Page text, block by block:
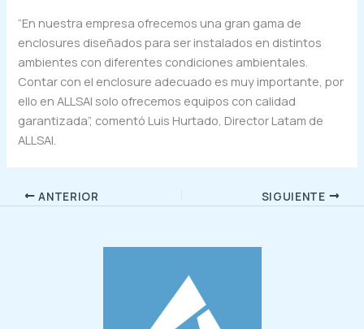
“En nuestra empresa ofrecemos una gran gama de
enclosures diseñados para ser instalados en distintos
ambientes con diferentes condiciones ambientales.
Contar con el enclosure adecuado es muy importante, por
ello en ALLSAI solo ofrecemos equipos con calidad
garantizada”, comentó Luis Hurtado, Director Latam de
ALLSAI.
ANTERIOR SIGUIENTE